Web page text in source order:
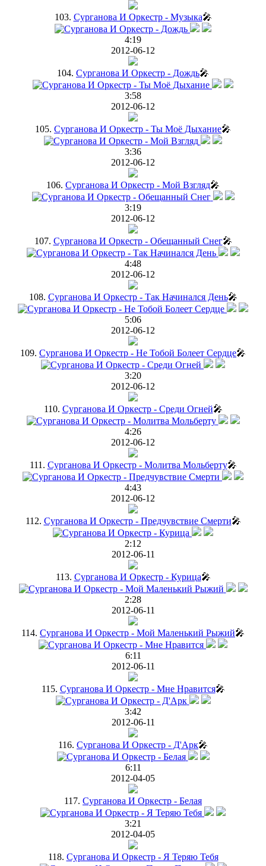
103. Сурганова И Оркестр - Музыка🎤
4:19
2012-06-12
104. Сурганова И Оркестр - Дождь🎤
3:58
2012-06-12
105. Сурганова И Оркестр - Ты Моё Дыхание🎤
3:36
2012-06-12
106. Сурганова И Оркестр - Мой Взгляд🎤
3:19
2012-06-12
107. Сурганова И Оркестр - Обещанный Снег🎤
4:48
2012-06-12
108. Сурганова И Оркестр - Так Начинался День🎤
5:06
2012-06-12
109. Сурганова И Оркестр - Не Тобой Болеет Сердце🎤
3:20
2012-06-12
110. Сурганова И Оркестр - Среди Огней🎤
4:26
2012-06-12
111. Сурганова И Оркестр - Молитва Мольберту🎤
4:43
2012-06-12
112. Сурганова И Оркестр - Предчувствие Смерти🎤
2:12
2012-06-11
113. Сурганова И Оркестр - Курица🎤
2:28
2012-06-11
114. Сурганова И Оркестр - Мой Маленький Рыжий🎤
6:11
2012-06-11
115. Сурганова И Оркестр - Мне Нравится🎤
3:42
2012-06-11
116. Сурганова И Оркестр - Д'Арк🎤
6:11
2012-04-05
117. Сурганова И Оркестр - Белая
3:21
2012-04-05
118. Сурганова И Оркестр - Я Теряю Тебя